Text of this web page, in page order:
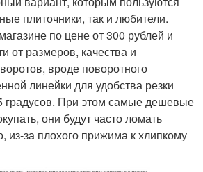
плиточники, так и любители.
по цене от 300 рублей и
от размеров, качества и
вроде поворотного
линейки для удобства резки
градусов. При этом самые дешевые
они будут часто ломать
из-за плохого прижима к хлипкому